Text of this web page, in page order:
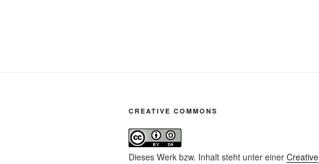
CREATIVE COMMONS
Dieses Werk bzw. Inhalt steht unter einer Creative